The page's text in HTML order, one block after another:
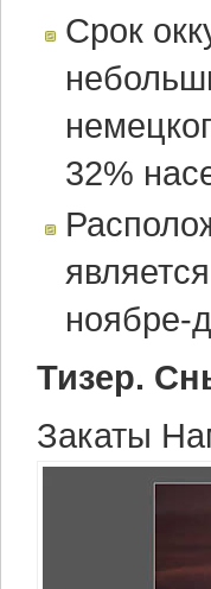
Срок
32%
ноябре-
Тизер.
Закаты